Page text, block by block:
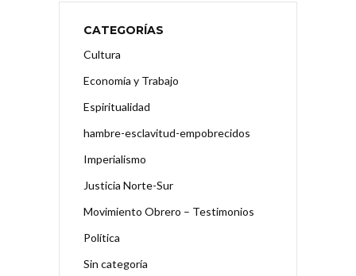
CATEGORÍAS
Cultura
Economía y Trabajo
Espiritualidad
hambre-esclavitud-empobrecidos
Imperialismo
Justicia Norte-Sur
Movimiento Obrero – Testimonios
Política
Sin categoría